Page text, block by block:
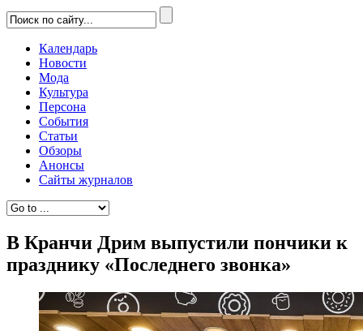
Календарь
Новости
Мода
Культура
Персона
События
Статьи
Обзоры
Анонсы
Сайты журналов
В Кранчи Дрим выпустили пончики к
празднику «Последнего звонка»